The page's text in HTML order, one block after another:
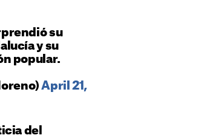
su
y su
popular.
April 21,
del